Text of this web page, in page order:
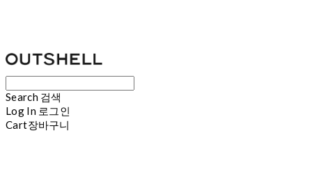
Search 검색
Log In 로그인
Cart장바구니